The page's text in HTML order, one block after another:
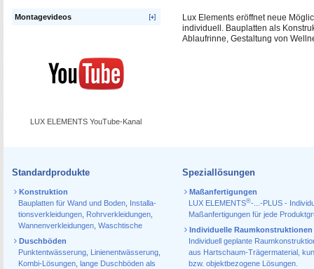
Montagevideos
LUX ELEMENTS YouTube-Kanal
Lux Elements eröffnet neue
individuell. Bauplatten als
Ablaufrinne, Gestaltung von
Standardprodukte
Konstruktion
Bauplatten für Wand und Boden Installa­
tions­verkleidungen Rohr­verkleidungen
Wannen­verkleidungen Waschtische
Duschböden
Punktentwässerung Linienentwässerung
Kombi-Lösungen lange Duschböden als
Speziallösungen
Maßanfertigungen
LUX ELEMENTS®-...-PLUS -
Maßanfertigungen für jede
Individuelle Raumkonstruktionen
Individuell geplante
aus Hartschaum-Trägermaterial,
bzw. objektbezogene Lösungen.